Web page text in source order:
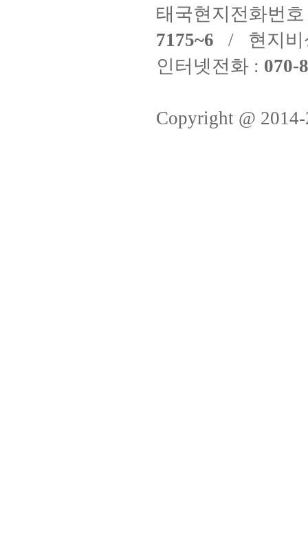
태국현지전화번
7175~6 / 현지비
인터넷전화 : 070-
Copyright @